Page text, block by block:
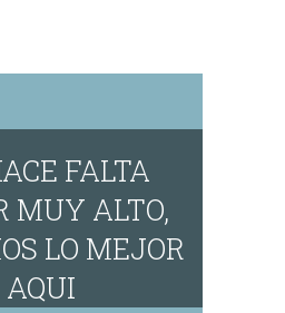
FALTA
MUY ALTO,
LO MEJOR
AQUI